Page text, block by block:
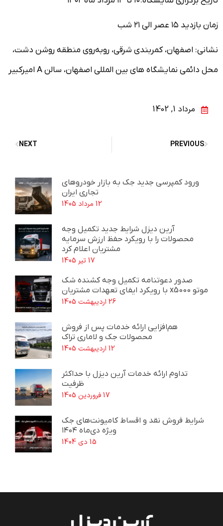
زمان بازدید ۱۵ عصر الی ۲۱ شب
نشانی: اصفهان، کمربندی شرقی، رو‌به‌روی منطقه روشن دشت،
محل دائمی نمایشگاه های بین المللی اصفهان، سالن A امیرکبیر
مرداد 1, 1402
PREVIOUS
NEXT
ورود کمپرسی جدید جک به بازار خودروهای
تجاری ایران
12 مرداد 1405
آرین دیزل شرایط جدید تکمیل وجه
محصولات را با رویکرد حفظ ارزش سرمایه
مشتریان اعلام کرد
17 تیر 1405
صدور دعوتنامه تکمیل وجه کشنده شک
موتو x5000 با رویکرد ایفای تعهدات مشتریان
26 اردیبهشت 1405
هم‌افزایی ارائه خدمات پس از فروش
محصولات جک و لاماری تراک
12 اردیبهشت 1405
تداوم ارائه خدمات آرین دیزل با حداکثر
ظرفیت
17 فروردین 1405
شرایط فروش نقد و اقساط کامیونت‌های جک
ویژه دی‌ماه ۱۴۰۴
15 دی 1404